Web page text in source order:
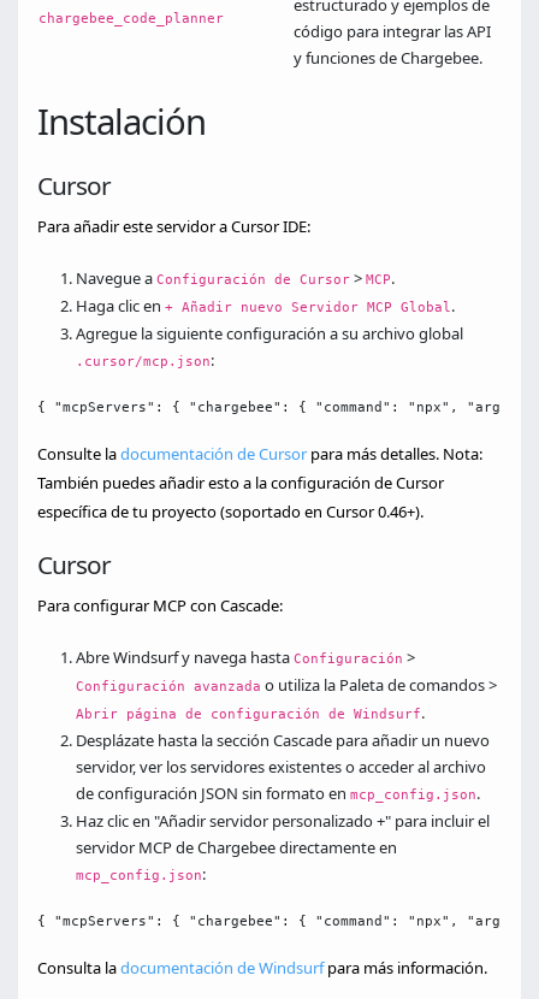
chargebee_code_planner
estructurado y ejemplos de
código para integrar las API
y funciones de Chargebee.
Instalación
Cursor
Para añadir este servidor a Cursor IDE:
Navegue a Configuración de Cursor > MCP.
Haga clic en + Añadir nuevo Servidor MCP Global.
Agregue la siguiente configuración a su archivo global
.cursor/mcp.json:
{ "mcpServers": { "chargebee": { "command": "npx",
Consulte ladocumentación de Cursor para más detalles. Nota:
También puedes añadir esto a la configuración de Cursor
específica de tu proyecto (soportado en Cursor 0.46+).
Cursor
Para configurar MCP con Cascade:
Abre Windsurf y navega hasta Configuración >
Configuración avanzada o utiliza la Paleta de comandos >
Abrir página de configuración de Windsurf.
Desplázate hasta la sección Cascade para añadir un nuevo
servidor, ver los servidores existentes o acceder al archivo
de configuración JSON sin formato en mcp_config.json.
Haz clic en "Añadir servidor personalizado +" para incluir el
servidor MCP de Chargebee directamente en
mcp_config.json:
{ "mcpServers": { "chargebee": { "command": "npx",
Consulta ladocumentación de Windsurfpara más información.